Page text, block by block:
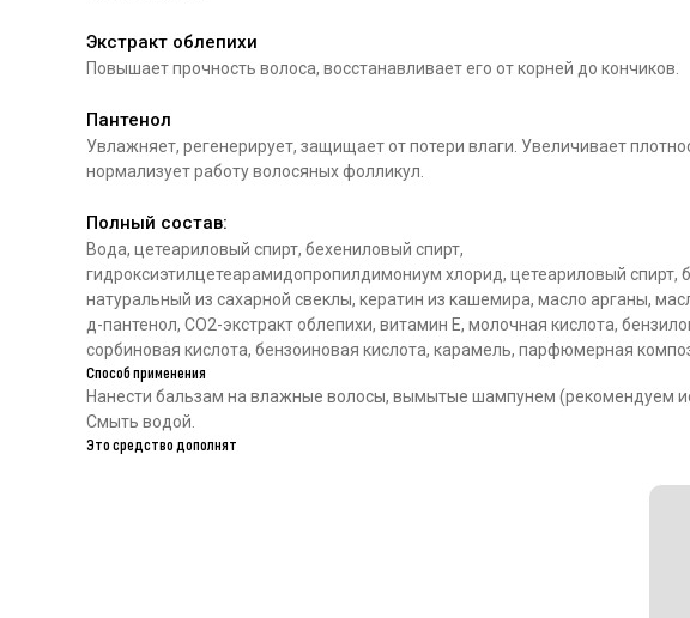
Экстракт облепихи
Повышает прочность волоса, восстанавливает его от корней до кончиков.
Пантенол
Увлажняет, регенерирует, защищает от потери влаги. Увеличивает
нормализует работу волосяных фолликул.
Полный состав:
Вода, цетеариловый спирт, бехениловый спирт,
гидроксиэтилцетеарамидопропилдимониум хлорид, цетеариловый спирт,
натуральный из сахарной свеклы, кератин из кашемира, масло арганы,
д-пантенол, СО2-экстракт облепихи, витамин Е, молочная кислота,
сорбиновая кислота, бензоиновая кислота, карамель, парфюмерная
Способ применения
Нанести бальзам на влажные волосы, вымытые шампунем (рекомендуем
Смыть водой.
Это средство дополнят